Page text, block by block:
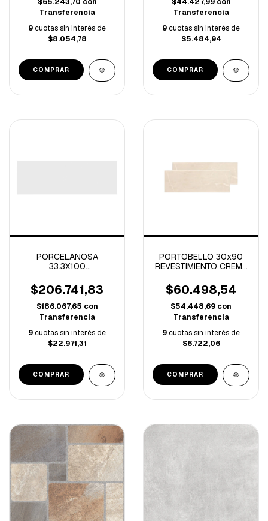
Transferencia
9cuotas sin interés de
$8.054,78
Transferencia
9cuotas sin interés de
$5.484,94
PORCELANOSA
33.3X100
CHINA RECTIFICADO
-1.66M/C
$206.741,83
$186.067,65 con
Transferencia
9cuotas sin interés de
$22.971,31
PORTOBELLO 30x90
REVESTIMIENTO CREMA
$60.498,54
$54.448,69 con
Transferencia
9cuotas sin interés de
$6.722,06